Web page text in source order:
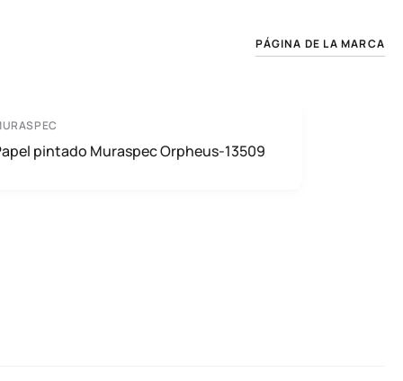
PÁGINA DE LA MARCA
pintado Muraspec Orpheus-13509